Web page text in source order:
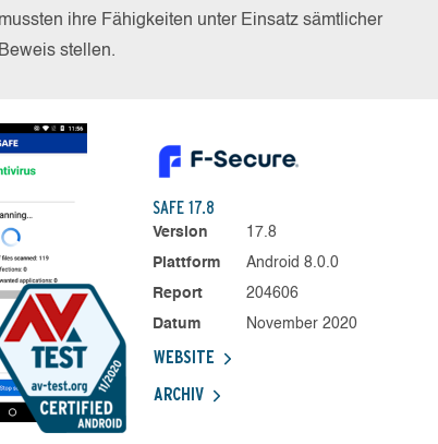
ihre Fähigkeiten unter Einsatz sämtlicher
stellen.
SAFE 17.8
Version
17.8
Plattform
Android 8.0.0
Report
204606
Datum
November 2020
WEBSITE
ARCHIV